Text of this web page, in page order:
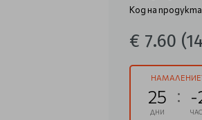
Код на
€ 7.60
25
ДНИ
-